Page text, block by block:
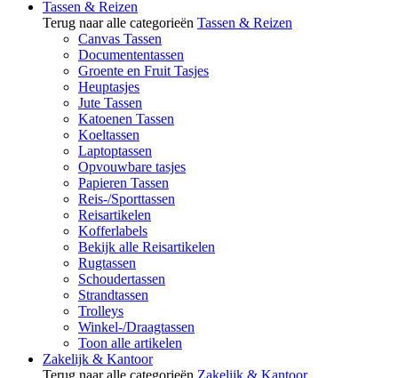
Tassen & Reizen
Terug naar alle categorieën Tassen & Reizen
Canvas Tassen
Documententassen
Groente en Fruit Tasjes
Heuptasjes
Jute Tassen
Katoenen Tassen
Koeltassen
Laptoptassen
Opvouwbare tasjes
Papieren Tassen
Reis-/Sporttassen
Reisartikelen
Kofferlabels
Bekijk alle Reisartikelen
Rugtassen
Schoudertassen
Strandtassen
Trolleys
Winkel-/Draagtassen
Toon alle artikelen
Zakelijk & Kantoor
Terug naar alle categorieën Zakelijk & Kantoor